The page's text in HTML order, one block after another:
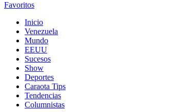
Favoritos
Inicio
Venezuela
Mundo
EEUU
Sucesos
Show
Deportes
Caraota Tips
Tendencias
Columnistas